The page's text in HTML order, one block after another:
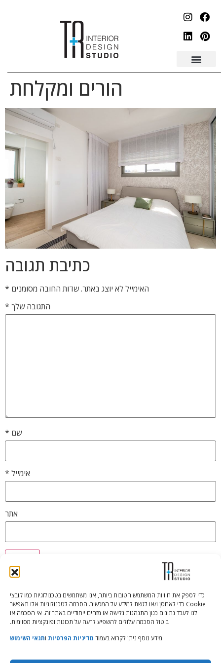
כדי לספק את חוויות המשתמש הטובות ביותר, אנו משתמשים בטכנולוגיות כמו קובצי
Cookie כדי לאחסן ו/או לגשת למידע על המכשיר. הסכמה לטכנולוגיות אלו תאפשר
לנו לעבד נתונים כגון התנהגות גלישה או מזהים ייחודיים באתר זה. אי הסכמה או
ביטול הסכמה עלולים להשפיע לרעה על תכונות ופונקציות מסוימות.
מידע נוסף ניתן לקרוא בעמוד מדיניות הפרטיות ותנאי השימוש
הורים ומקלחת
כתיבת תגובה
האימייל לא יוצג באתר.שדות החובה מסומנים *
התגובה שלך *
שם *
אימייל *
אתר
Tali Shenfeld:052.620.2446
tali@TRstudio.co.il